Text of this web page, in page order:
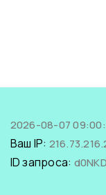
2026-08-07
Ваш IP:
ID запроса: